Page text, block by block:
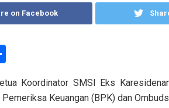
on Facebook
arKoordinator SMSI Eks
Keuangan (BPK) dan